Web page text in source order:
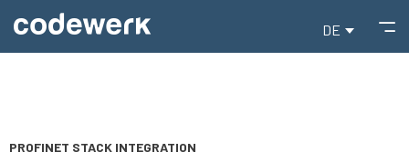
DE
PROFINET STACK INTEGRATION